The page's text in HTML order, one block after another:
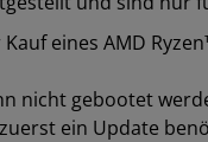
eines AMD
nicht gebootet
ein Update